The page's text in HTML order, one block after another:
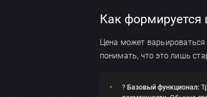
Как формируется
Цена может
понимать, что это лишь
?️ Базовый функционал: